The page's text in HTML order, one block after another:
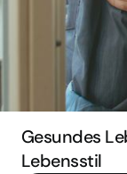
Gesundes
Lebensstil